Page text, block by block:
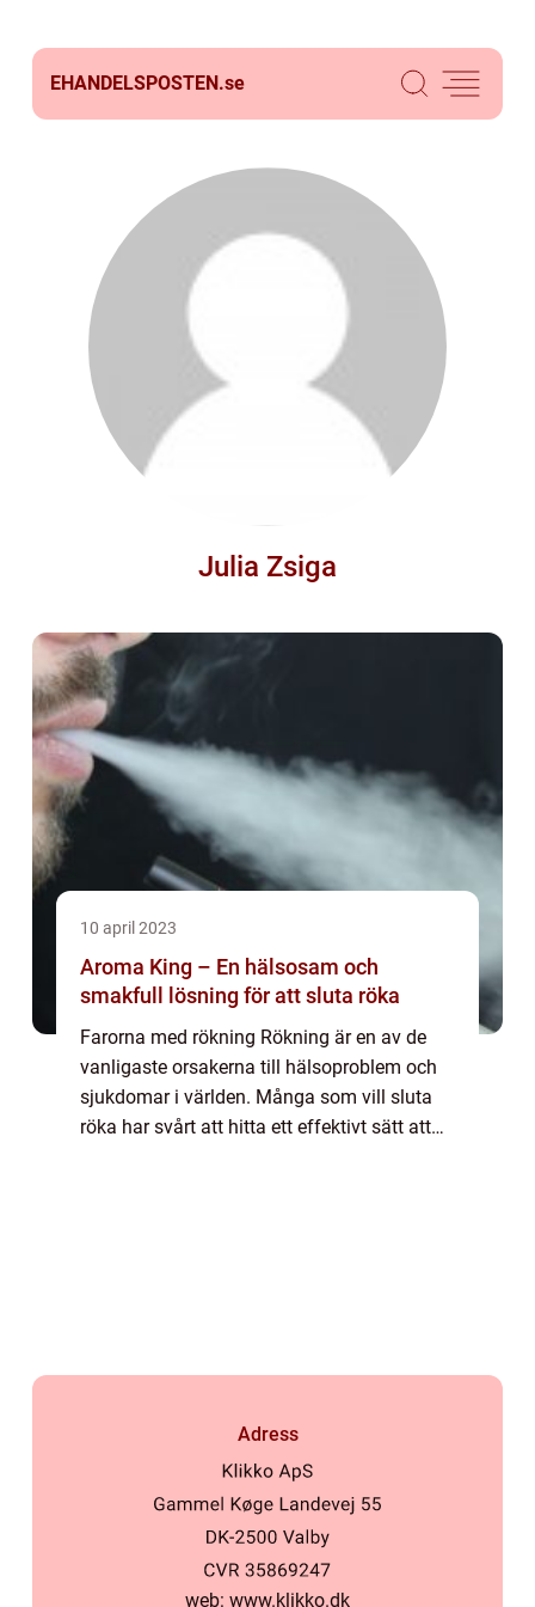
EHANDELSPOSTEN.se
Julia Zsiga
10 april 2023
Aroma King – En hälsosam och
smakfull lösning för att sluta röka
Farorna med rökning Rökning är en av de
vanligaste orsakerna till hälsoproblem och
sjukdomar i världen. Många som vill sluta
röka har svårt att hitta ett effektivt sätt att
Adress
web: www.klikko.dk